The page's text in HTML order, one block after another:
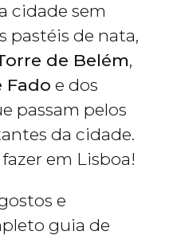
cidade sem
pastéis de nata,
de Belém,
Fado e dos
passam pelos
da cidade.
em Lisboa!
e
guia de